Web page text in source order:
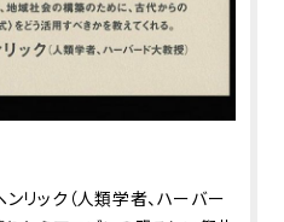
リック（人類学者、ハーバー